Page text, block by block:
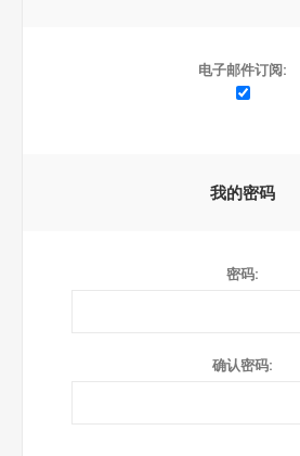
电子邮件订阅:
我的密码
密码:
确认密码: